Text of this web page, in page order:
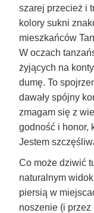
szarej przecież i
kolory sukni
mieszkańców
W oczach
żyjących na
dumę. To
dawały spójny
zmagam się z
godność i honor,
Jestem
Co może dziwić
naturalnym
piersią w
noszenie (i